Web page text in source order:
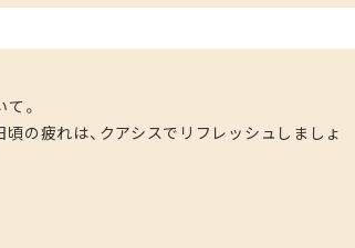
。
の疲れは、クアシスでリフレッシュしましょ